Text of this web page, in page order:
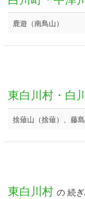
鹿遊（南鳥山）
東白川村・白
捨薙山（捨薙）、藤
東白川村 の 続